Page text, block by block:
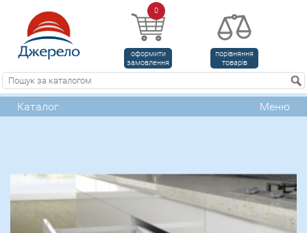
0
оформити
замовлення
порівняння
товарів
Каталог Меню